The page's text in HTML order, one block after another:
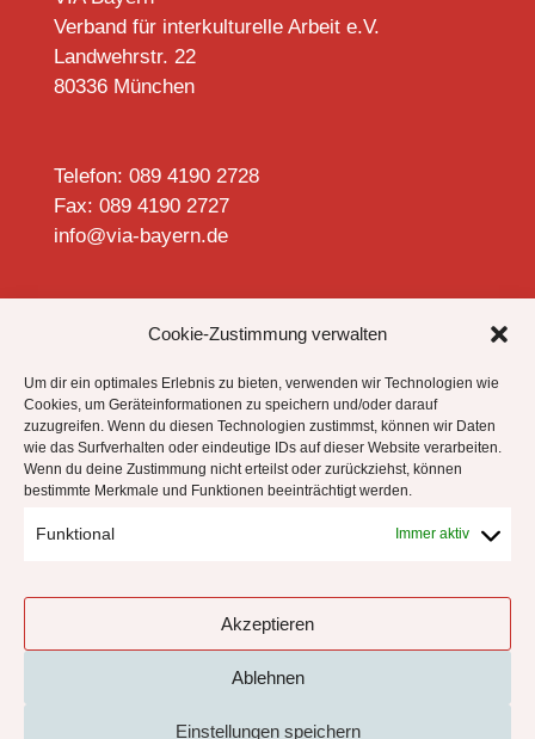
Cookie-Zustimmung verwalten
Um dir ein optimales Erlebnis zu bieten, verwenden wir Technologien wie
Cookies, um Geräteinformationen zu speichern und/oder darauf
zuzugreifen. Wenn du diesen Technologien zustimmst, können wir Daten
wie das Surfverhalten oder eindeutige IDs auf dieser Website verarbeiten.
Wenn du deine Zustimmung nicht erteilst oder zurückziehst, können
bestimmte Merkmale und Funktionen beeinträchtigt werden.
Funktional Immer aktiv
Akzeptieren
Ablehnen
Einstellungen speichern
Verband für interkulturelle Arbeit e.V.
Landwehrstr. 22
80336 München
Telefon: 089 4190 2728
Fax: 089 4190 2727
info@via-bayern.de
Datenschutzhinweise
Impressum
Cookie-Richtlinie (EU)
!